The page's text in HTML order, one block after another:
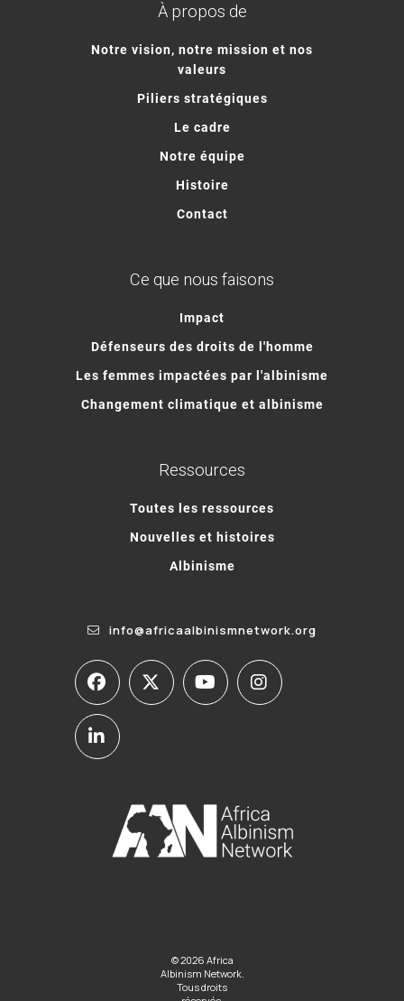
À propos de
Notre vision, notre mission et nos
valeurs
Piliers stratégiques
Le cadre
Notre équipe
Histoire
Contact
Ce que nous faisons
Impact
Défenseurs des droits de l'homme
Les femmes impactées par l'albinisme
Changement climatique et albinisme
Ressources
Toutes les ressources
Nouvelles et histoires
Albinisme
info@africaalbinismnetwork.org
© 2026 Africa
Albinism Network.
Tous droits